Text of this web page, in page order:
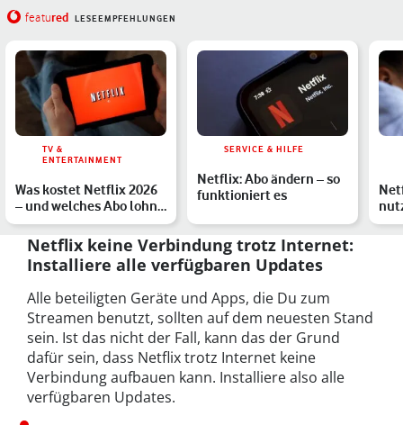
featured LESEEMPFEHLUNGEN
TV &
ENTERTAINMENT
Was kostet Netflix 2026
– und welches Abo lohnt
sich?
SERVICE & HILFE
Netflix: Abo ändern – so
funktioniert es
im
Netflix keine Verbindung trotz Internet:
Installiere alle verfügbaren Updates
Alle beteiligten Geräte und Apps, die Du zum
Streamen benutzt, sollten auf dem neuesten Stand
sein. Ist das nicht der Fall, kann das der Grund
dafür sein, dass Netflix trotz Internet keine
Verbindung aufbauen kann. Installiere also alle
verfügbaren Updates.